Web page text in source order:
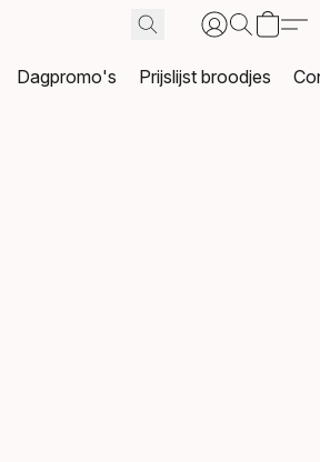
Dagpromo's Prijslijst broodjes